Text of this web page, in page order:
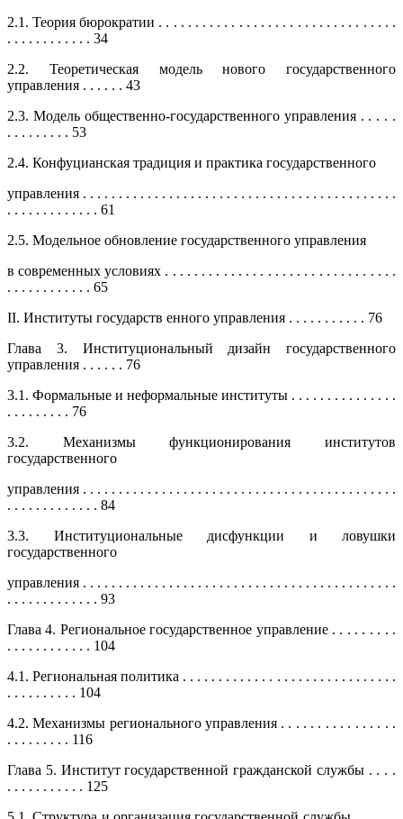
2.1. Теория бюрократии . . . . . . . . . . . . . . . . . . . . . . . . . . . . . . . . .
. . . . . . . . . . . . 34
2.2. Теоретическая модель нового государственного
управления . . . . . . 43
2.3. Модель общественно-государственного управления . . . . .
. . . . . . . . . 53
2.4. Конфуцианская традиция и практика государственного
управления . . . . . . . . . . . . . . . . . . . . . . . . . . . . . . . . . . . . . . . . . . . .
. . . . . . . . . . . . . 61
2.5. Модельное обновление государственного управления
в современных условиях . . . . . . . . . . . . . . . . . . . . . . . . . . . . . . . .
. . . . . . . . . . . . 65
II. Институты государств енного управления . . . . . . . . . . . 76
Глава 3. Институциональный дизайн государственного
управления . . . . . . 76
3.1. Формальные и неформальные институты . . . . . . . . . . . . . . .
. . . . . . . . . 76
3.2. Механизмы функционирования институтов
государственного
управления . . . . . . . . . . . . . . . . . . . . . . . . . . . . . . . . . . . . . . . . . . . .
. . . . . . . . . . . . . 84
3.3. Институциональные дисфункции и ловушки
государственного
управления . . . . . . . . . . . . . . . . . . . . . . . . . . . . . . . . . . . . . . . . . . . .
. . . . . . . . . . . . . 93
Глава 4. Региональное государственное управление . . . . . . . . .
. . . . . . . . . . . . 104
4.1. Региональная политика . . . . . . . . . . . . . . . . . . . . . . . . . . . . . .
. . . . . . . . . . 104
4.2. Механизмы регионального управления . . . . . . . . . . . . . . . .
. . . . . . . . . 116
Глава 5. Институт государственной гражданской службы . . . .
. . . . . . . . . . . 125